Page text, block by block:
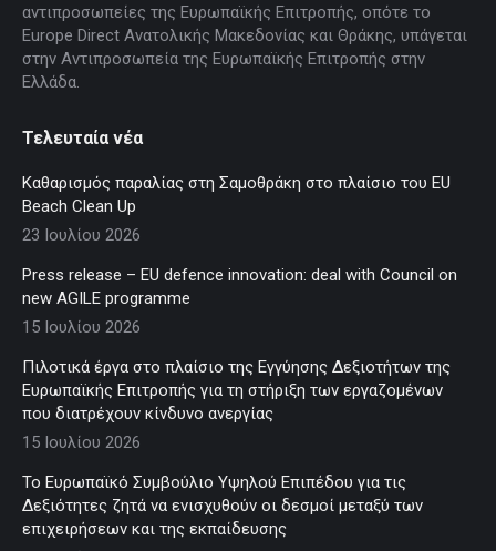
αντιπροσωπείες της Ευρωπαϊκής Επιτροπής, οπότε το
Europe Direct Ανατολικής Μακεδονίας και Θράκης, υπάγεται
στην Αντιπροσωπεία της Ευρωπαϊκής Επιτροπής στην
Ελλάδα.
Τελευταία νέα
Καθαρισμός παραλίας στη Σαμοθράκη στο πλαίσιο του EU
Beach Clean Up
23 Ιουλίου 2026
Press release – EU defence innovation: deal with Council on
new AGILE programme
15 Ιουλίου 2026
Πιλοτικά έργα στο πλαίσιο της Εγγύησης Δεξιοτήτων της
Ευρωπαϊκής Επιτροπής για τη στήριξη των εργαζομένων
που διατρέχουν κίνδυνο ανεργίας
15 Ιουλίου 2026
Το Ευρωπαϊκό Συμβούλιο Υψηλού Επιπέδου για τις
Δεξιότητες ζητά να ενισχυθούν οι δεσμοί μεταξύ των
επιχειρήσεων και της εκπαίδευσης